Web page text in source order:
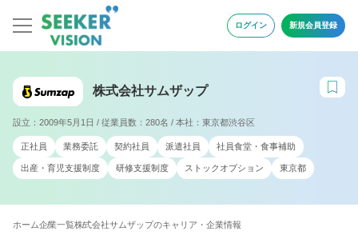
ログイン 新規会員登録
株式会社サムザップ
設立：2009年5月1日 / 従業員数：280名 / 本社：東京都渋谷区
正社員 業務委託 契約社員 派遣社員 社員食堂・食事補助
出産・育児支援制度 研修支援制度 ストックオプション 東京都
ホーム企業一覧株式会社サムザップのキャリア・企業情報